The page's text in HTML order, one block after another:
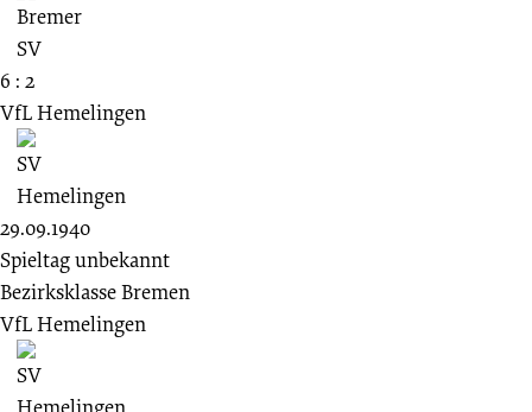
6 : 2
VfL Hemelingen
29.09.1940
Spieltag unbekannt
Bezirksklasse Bremen
VfL Hemelingen